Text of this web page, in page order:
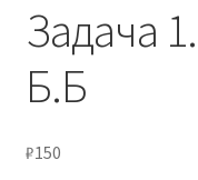
Политика
Задача
Б.Б
₽150